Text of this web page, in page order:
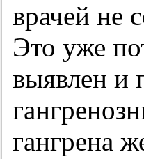
врачей не
Это уже
выявлен и
гангрена